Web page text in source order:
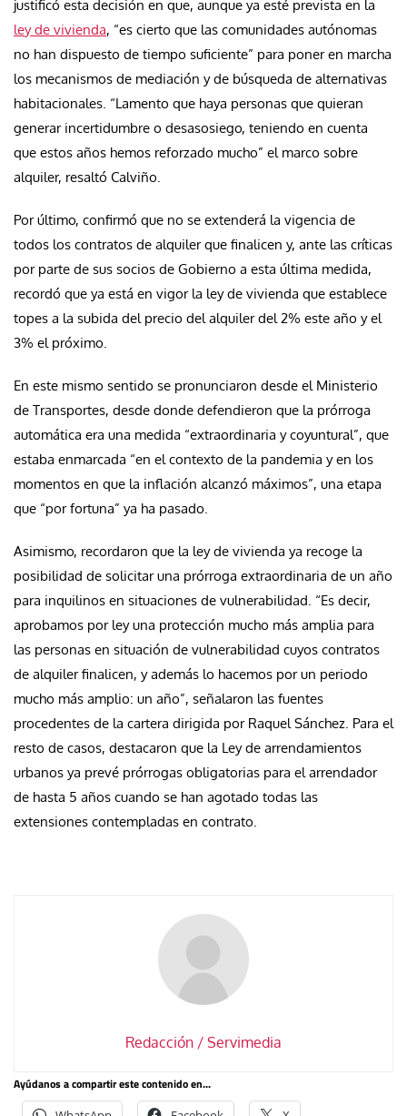
justificó esta decisión en que, aunque ya esté prevista en la
ley de vivienda, “es cierto que las comunidades autónomas
no han dispuesto de tiempo suficiente” para poner en marcha
los mecanismos de mediación y de búsqueda de alternativas
habitacionales. “Lamento que haya personas que quieran
generar incertidumbre o desasosiego, teniendo en cuenta
que estos años hemos reforzado mucho” el marco sobre
alquiler, resaltó Calviño.
Por último, confirmó que no se extenderá la vigencia de
todos los contratos de alquiler que finalicen y, ante las críticas
por parte de sus socios de Gobierno a esta última medida,
recordó que ya está en vigor la ley de vivienda que establece
topes a la subida del precio del alquiler del 2% este año y el
3% el próximo.
En este mismo sentido se pronunciaron desde el Ministerio
de Transportes, desde donde defendieron que la prórroga
automática era una medida “extraordinaria y coyuntural”, que
estaba enmarcada “en el contexto de la pandemia y en los
momentos en que la inflación alcanzó máximos”, una etapa
que “por fortuna” ya ha pasado.
Asimismo, recordaron que la ley de vivienda ya recoge la
posibilidad de solicitar una prórroga extraordinaria de un año
para inquilinos en situaciones de vulnerabilidad. “Es decir,
aprobamos por ley una protección mucho más amplia para
las personas en situación de vulnerabilidad cuyos contratos
de alquiler finalicen, y además lo hacemos por un periodo
mucho más amplio: un año”, señalaron las fuentes
procedentes de la cartera dirigida por Raquel Sánchez. Para el
resto de casos, destacaron que la Ley de arrendamientos
urbanos ya prevé prórrogas obligatorias para el arrendador
de hasta 5 años cuando se han agotado todas las
extensiones contempladas en contrato.
Redacción / Servimedia
Ayúdanos a compartir este contenido en...